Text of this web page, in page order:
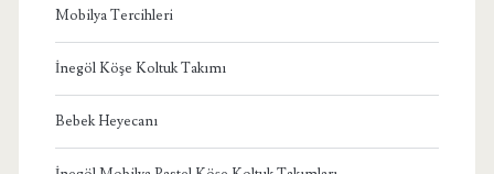
Mobilya Tercihleri
İnegöl Köşe Koltuk Takımı
Bebek Heyecanı